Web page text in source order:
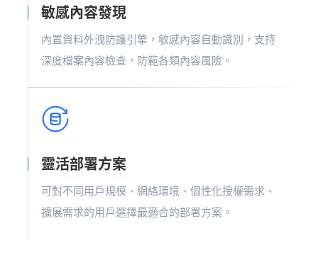
敏感內容發現
內置資料外洩防護引擎，敏感內容自動識別，支持
深度檔案內容檢查，防範各類內容風險。
靈活部署方案
可對不同用戶規模、網絡環境、個性化授權需求、
擴展需求的用戶選擇最適合的部署方案。